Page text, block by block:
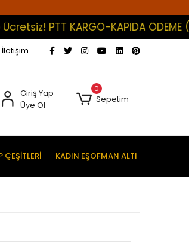
PTT KARGO-KAPIDA ÖDEME
İletişim
Giriş Yap
Üye Ol
0
Sepetim
ÇEŞİTLERİ KADIN EŞOFMAN ALTI